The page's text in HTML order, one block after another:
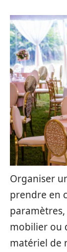
Organiser
prendre en
mobilier ou
matériel de